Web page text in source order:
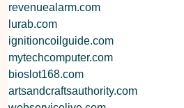
revenuealarm.com
lurab.com
ignitioncoilguide.com
mytechcomputer.com
bioslot168.com
artsandcraftsauthority.com